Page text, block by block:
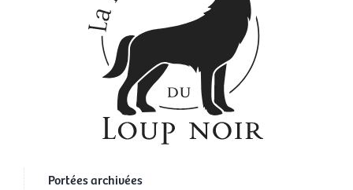
Portées archivées